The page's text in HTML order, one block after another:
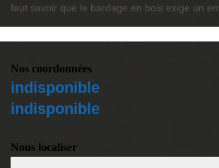
faut savoir que le bardage en bois exige un
Nos coordonnées
indisponible
indisponible
Nous localiser